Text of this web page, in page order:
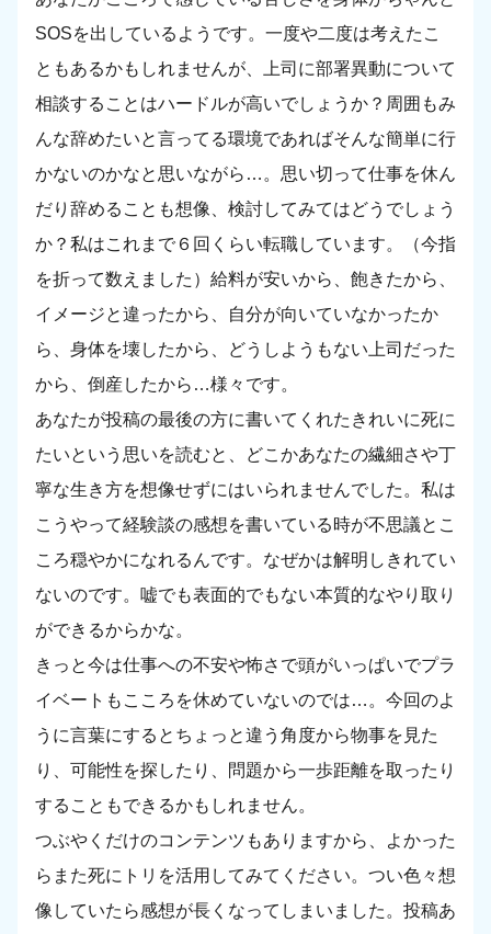
SOSを出しているようです。一度や二度は考えたこ
ともあるかもしれませんが、上司に部署異動について
相談することはハードルが高いでしょうか？周囲もみ
んな辞めたいと言ってる環境であればそんな簡単に行
かないのかなと思いながら…。思い切って仕事を休ん
だり辞めることも想像、検討してみてはどうでしょう
か？私はこれまで６回くらい転職しています。（今指
を折って数えました）給料が安いから、飽きたから、
イメージと違ったから、自分が向いていなかったか
ら、身体を壊したから、どうしようもない上司だった
から、倒産したから…様々です。
あなたが投稿の最後の方に書いてくれたきれいに死に
たいという思いを読むと、どこかあなたの繊細さや丁
寧な生き方を想像せずにはいられませんでした。私は
こうやって経験談の感想を書いている時が不思議とこ
ころ穏やかになれるんです。なぜかは解明しきれてい
ないのです。嘘でも表面的でもない本質的なやり取り
ができるからかな。
きっと今は仕事への不安や怖さで頭がいっぱいでプラ
イベートもこころを休めていないのでは…。今回のよ
うに言葉にするとちょっと違う角度から物事を見た
り、可能性を探したり、問題から一歩距離を取ったり
することもできるかもしれません。
つぶやくだけのコンテンツもありますから、よかった
らまた死にトリを活用してみてください。つい色々想
像していたら感想が長くなってしまいました。投稿あ